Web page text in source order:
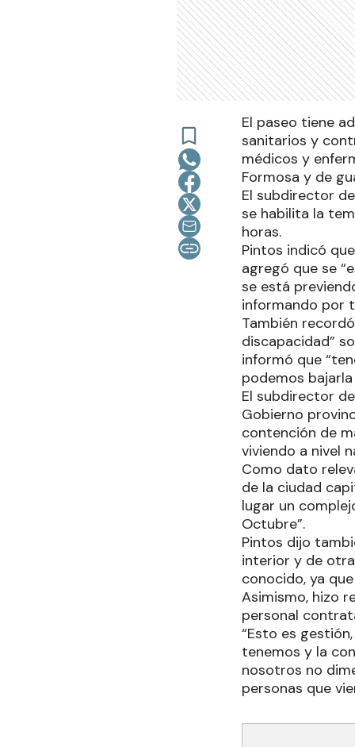
El paseo tiene
sanitarios y
médicos y
Formosa y de
El subdirector
se habilita la
horas.
Pintos indicó
agregó que se
se está
informando por
También
discapacidad”
informó que
podemos
El subdirector
Gobierno
contención de
viviendo a nivel
Como dato
de la ciudad
lugar un
Octubre”.
Pintos dijo
interior y de
conocido, ya
Asimismo, hizo
personal
“Esto es
tenemos y la
nosotros no
personas que